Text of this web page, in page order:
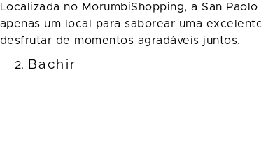
Localizada no MorumbiShopping, a San
apenas um local para saborear uma
desfrutar de momentos agradáveis juntos.
Bachir